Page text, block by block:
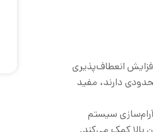
انعطاف‌پذیری
دارند، مفید
سیستم